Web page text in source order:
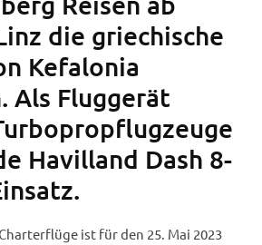
die griechische
Kefalonia
Als Fluggerät
Havilland Dash 8-
ist für den 25. Mai 2023